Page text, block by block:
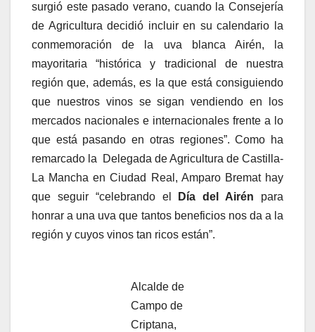
surgió este pasado verano, cuando la Consejería
de Agricultura decidió incluir en su calendario la
conmemoración de la uva blanca Airén, la
mayoritaria “histórica y tradicional de nuestra
región que, además, es la que está consiguiendo
que nuestros vinos se sigan vendiendo en los
mercados nacionales e internacionales frente a lo
que está pasando en otras regiones”. Como ha
remarcado la Delegada de Agricultura de Castilla-
La Mancha en Ciudad Real, Amparo Bremat hay
que seguir “celebrando el
Día del Airén para
honrar a una uva que tantos beneficios nos da a la
región y cuyos vinos tan ricos están”.
Alcalde de
Campo de
Criptana,